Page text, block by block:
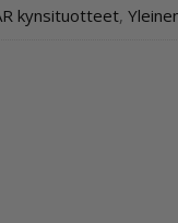
kynsituotteet,